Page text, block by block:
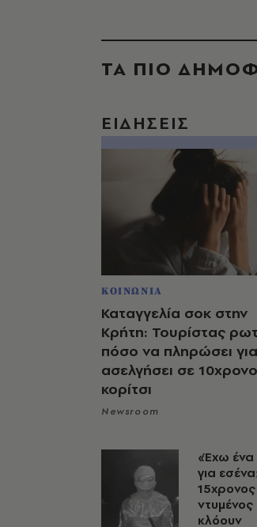
ΤΑ ΠΙΟ
ΕΙΔΗΣΕΙΣ
ΚΟΙΝΩΝΙΑ
Καταγγελία σοκ στην
Κρήτη: Τουρίστας
πόσο να πληρώσει
ασελγήσει σε 10χρονο
κορίτσι
Newsroom
«Έχω
για
15χρονος
ντυμένος
κλόουν